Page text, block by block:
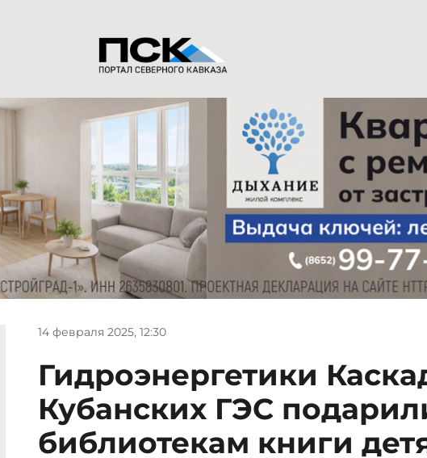
14 февраля 2025, 12:30
Гидроэнергетики
Кубанских ГЭС
библиотекам книги